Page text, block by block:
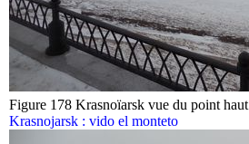
Figure 178 Krasnoïarsk vue du point haut
Krasnojarsk : vido el monteto